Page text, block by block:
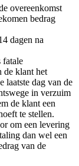
overeenkomst
bedrag
dagen na
fatale
de klant het
laatste dag van de
in verzuim
de klant een
te stellen.
om een levering
dan wel een
van de